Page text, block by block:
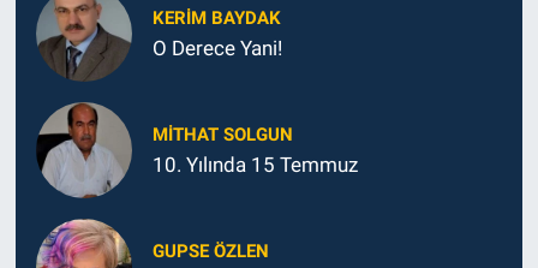
KERIM BAYDAK
O Derece Yani!
MITHAT SOLGUN
10. Yılında 15 Temmuz
GUPSE ÖZLEN